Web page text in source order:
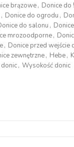
brązowe, Donice do
, Donice do ogrodu ,
do salonu ,
mrozoodporne,
, Donice przed wejście
zewnętrzne, Hebe,
donic, Wysokość donic